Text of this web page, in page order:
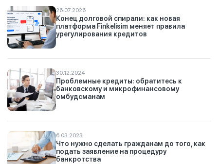
26.07.2026
Конец долговой спирали: как новая
платформа Finkelisim меняет правила
урегулирования кредитов
30.12.2024
Проблемные кредиты: обратитесь к
банковскому и микрофинансовому
омбудсманам
6.03.2023
Что нужно сделать гражданам до того, как
подать заявление на процедуру
банкротства